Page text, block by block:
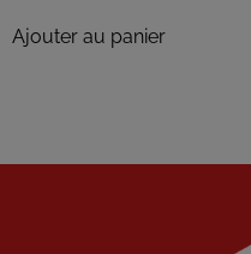
Ajouter au panier